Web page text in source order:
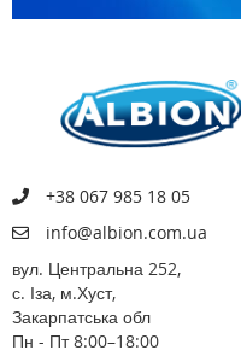
+38 067 985 18 05
info@albion.com.ua
вул. Центральна 252,
с. Іза, м.Хуст,
Закарпатська обл
Пн - Пт 8:00–18:00